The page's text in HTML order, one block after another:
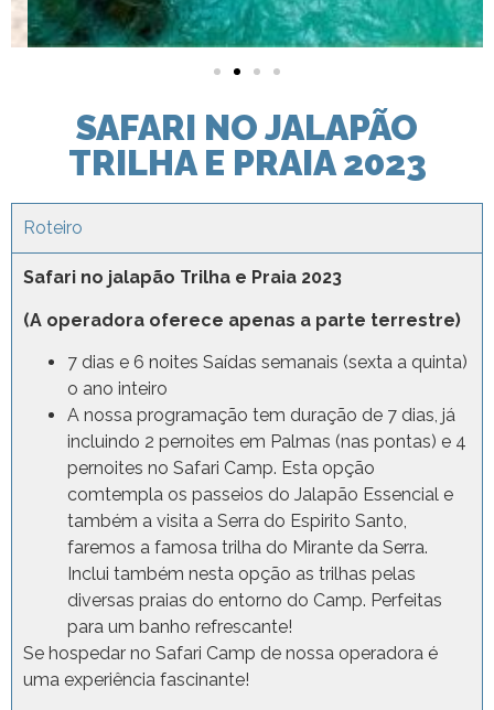
SAFARI NO JALAPÃO
TRILHA E PRAIA 2023
Roteiro
Safari no jalapão Trilha e Praia 2023
(A operadora oferece apenas a parte terrestre)
7 dias e 6 noites Saídas semanais (sexta a quinta)
o ano inteiro
A nossa programação tem duração de 7 dias, já
incluindo 2 pernoites em Palmas (nas pontas) e 4
pernoites no Safari Camp. Esta opção
comtempla os passeios do Jalapão Essencial e
também a visita a Serra do Espirito Santo,
faremos a famosa trilha do Mirante da Serra.
Inclui também nesta opção as trilhas pelas
diversas praias do entorno do Camp. Perfeitas
para um banho refrescante!
Se hospedar no Safari Camp de nossa operadora é
uma experiência fascinante!